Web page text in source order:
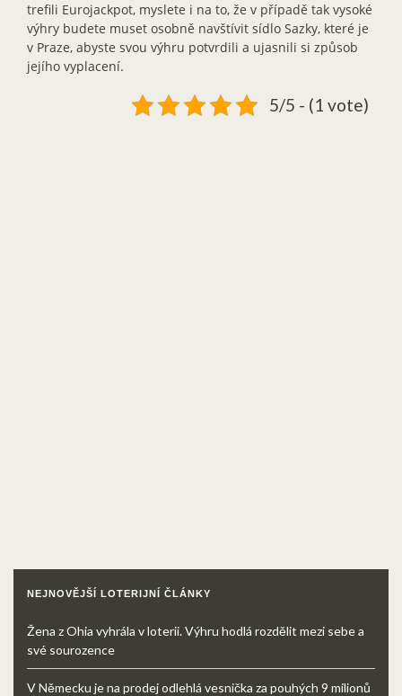
trefili Eurojackpot, myslete i na to, že v případě tak vysoké
výhry budete muset osobně navštívit sídlo Sazky, které je
v Praze, abyste svou výhru potvrdili a ujasnili si způsob
jejího vyplacení.
5/5 - (1 vote)
NEJNOVĚJŠÍ LOTERIJNÍ ČLÁNKY
Žena z Ohia vyhrála v loterii. Výhru hodlá rozdělit mezi sebe a
své sourozence
V Německu je na prodej odlehlá vesnička za pouhých 9 milionů